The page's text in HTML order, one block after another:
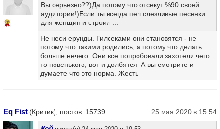
7
Вы серьезно??)Да потому что отсекут %90 своей
аудитории!)Если ты всегда пел слезливые песенки
для женщин и строил ...
Не неси ерунды. Гилсеками они становятся - не
потому что такими родились, а потому что делать
больше нечего. Они все попробовали захотели чего
то новенького, вот и долбятся. А вы смотрите и
думаете что это норма. Жесть
Eq Fist (Критик), постов: 15739 25 мая 2020 в 15:54